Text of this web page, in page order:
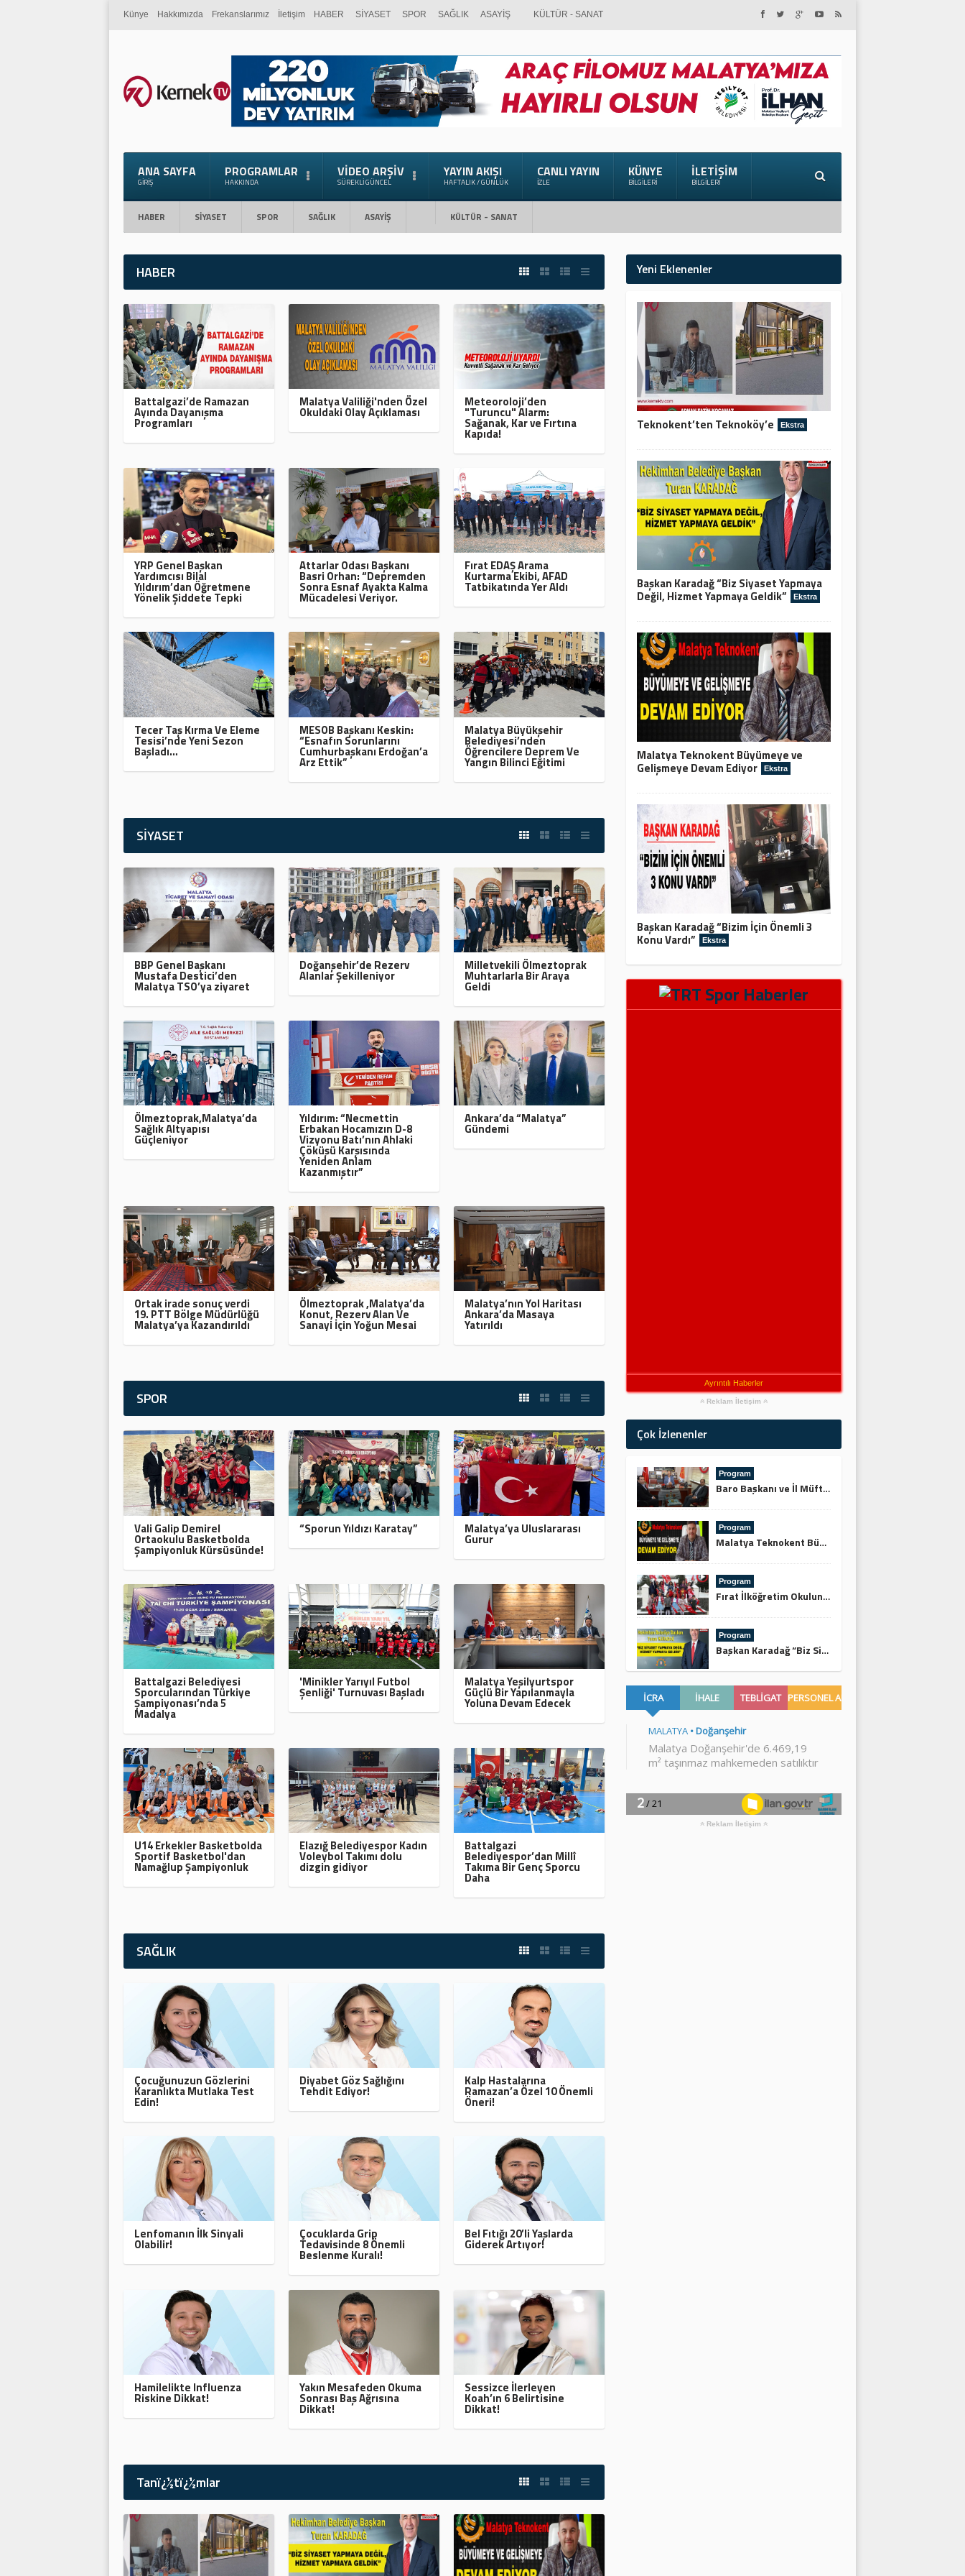
Künye Hakkımızda Frekanslarımız İletişim HABER SİYASET SPOR SAĞLIK ASAYİŞ KÜLTÜR - SANAT
ANA SAYFA
GIRIŞ
PROGRAMLAR
HAKKINDA
VIDEO ARŞIV
SÜREKLI GÜNCEL
YAYIN AKIŞI
HAFTALIK / GÜNLÜK
CANLI YAYIN
İZLE
KÜNYE
BILGILERI
İLETIŞIM
BILGILERI
HABER SİYASET SPOR SAĞLIK ASAYİŞ KÜLTÜR - SANAT
HABER
Battalgazi’de Ramazan
Ayında Dayanışma
Programları
Malatya Valiliği'nden Özel
Okuldaki Olay Açıklaması
Meteoroloji’den
"Turuncu" Alarm:
Sağanak, Kar ve Fırtına
Kapıda!
YRP Genel Başkan
Yardımcısı Bilal
Yıldırım’dan Öğretmene
Yönelik Şiddete Tepki
Attarlar Odası Başkanı
Basri Orhan: “Depremden
Sonra Esnaf Ayakta Kalma
Mücadelesi Veriyor.
Fırat EDAŞ Arama
Kurtarma Ekibi, AFAD
Tatbikatında Yer Aldı
Tecer Taş Kırma Ve Eleme
Tesisi’nde Yeni Sezon
Başladı…
MESOB Başkanı Keskin:
“Esnafın Sorunlarını
Cumhurbaşkanı Erdoğan’a
Arz Ettik”
Malatya Büyükşehir
Belediyesi’nden
Öğrencilere Deprem Ve
Yangın Bilinci Eğitimi
SİYASET
BBP Genel Başkanı
Mustafa Destici’den
Malatya TSO’ya ziyaret
Doğanşehir’de Rezerv
Alanlar Şekilleniyor
Milletvekili Ölmeztoprak
Muhtarlarla Bir Araya
Geldi
Ölmeztoprak,Malatya’da
Sağlık Altyapısı
Güçleniyor
Yıldırım: “Necmettin
Erbakan Hocamızın D-8
Vizyonu Batı’nın Ahlaki
Çöküşü Karşısında
Yeniden Anlam
Kazanmıştır”
Ankara’da “Malatya”
Gündemi
Ortak irade sonuç verdi
19. PTT Bölge Müdürlüğü
Malatya’ya Kazandırıldı
Ölmeztoprak ,Malatya’da
Konut, Rezerv Alan Ve
Sanayi İçin Yoğun Mesai
Malatya’nın Yol Haritası
Ankara’da Masaya
Yatırıldı
SPOR
Vali Galip Demirel
Ortaokulu Basketbolda
Şampiyonluk Kürsüsünde!
“Sporun Yıldızı Karatay” Malatya’ya Uluslararası
Gurur
Battalgazi Belediyesi
Sporcularından Türkiye
Şampiyonası’nda 5
Madalya
'Minikler Yarıyıl Futbol
Şenliği' Turnuvası Başladı
Malatya Yeşilyurtspor
Güçlü Bir Yapılanmayla
Yoluna Devam Edecek
U14 Erkekler Basketbolda
Sportif Basketbol'dan
Namağlup Şampiyonluk
Elazığ Belediyespor Kadın
Voleybol Takımı dolu
dizgin gidiyor
Battalgazi
Belediyespor’dan Millî
Takıma Bir Genç Sporcu
Daha
SAĞLIK
Çocuğunuzun Gözlerini
Karanlıkta Mutlaka Test
Edin!
Diyabet Göz Sağlığını
Tehdit Ediyor!
Kalp Hastalarına
Ramazan’a Özel 10 Önemli
Öneri!
Lenfomanın İlk Sinyali
Olabilir!
Çocuklarda Grip
Tedavisinde 8 Önemli
Beslenme Kuralı!
Bel Fıtığı 20’li Yaşlarda
Giderek Artıyor!
Hamilelikte Influenza
Riskine Dikkat!
Yakın Mesafeden Okuma
Sonrası Baş Ağrısına
Dikkat!
Sessizce İlerleyen
Koah’ın 6 Belirtisine
Dikkat!
Tanï¿½tï¿½mlar
Yeni Eklenenler
Teknokent’ten Teknoköy’e Ekstra
Başkan Karadağ “Biz Siyaset Yapmaya
Değil, Hizmet Yapmaya Geldik” Ekstra
Malatya Teknokent Büyümeye ve
Gelişmeye Devam Ediyor Ekstra
Başkan Karadağ “Bizim İçin Önemli 3
Konu Vardı” Ekstra
Ayrıntılı Haberler
Reklam İletişim
Çok İzlenenler
Program
Baro Başkanı ve İl Müftüsünden Keskin’e Ziyaret
Program
Malatya Teknokent Büyümeye ve Gelişmeye Devam Ediyor
Program
Fırat İlköğretim Okulundan Şehitliğe Ziyaret
Program
Başkan Karadağ “Biz Siyaset Yapmaya Değil, Hizmet Yapmaya Geldik”
Reklam İletişim